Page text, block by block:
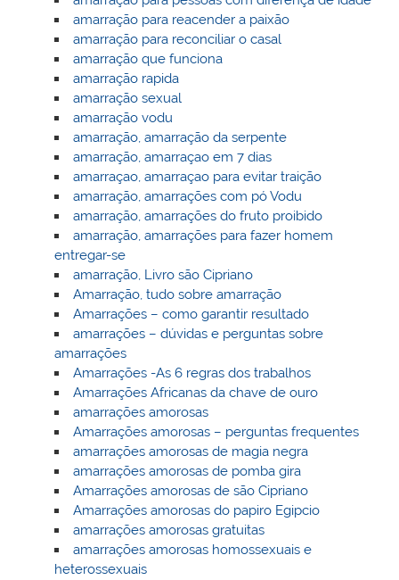
amarração para reacender a paixão
amarração para reconciliar o casal
amarração que funciona
amarração rapida
amarração sexual
amarração vodu
amarração, amarração da serpente
amarração, amarraçao em 7 dias
amarraçao, amarraçao para evitar traição
amarração, amarrações com pó Vodu
amarração, amarrações do fruto proibido
amarração, amarrações para fazer homem
entregar-se
amarração, Livro são Cipriano
Amarração, tudo sobre amarração
Amarrações – como garantir resultado
amarrações – dúvidas e perguntas sobre
amarrações
Amarrações -As 6 regras dos trabalhos
Amarrações Africanas da chave de ouro
amarrações amorosas
Amarrações amorosas – perguntas frequentes
amarrações amorosas de magia negra
amarrações amorosas de pomba gira
Amarrações amorosas de são Cipriano
Amarrações amorosas do papiro Egipcio
amarrações amorosas gratuitas
amarrações amorosas homossexuais e
heterossexuais